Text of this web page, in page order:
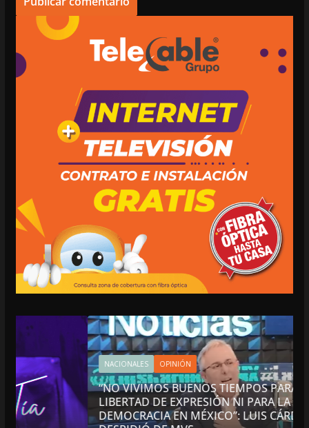
NACIONALES OPINIÓN
“NO VIVIMOS BUENOS TIEMPOS PARA LA
LIBERTAD DE EXPRESIÓN NI PARA LA
DEMOCRACIA EN MÉXICO”: LUIS CÁRDENAS; SE